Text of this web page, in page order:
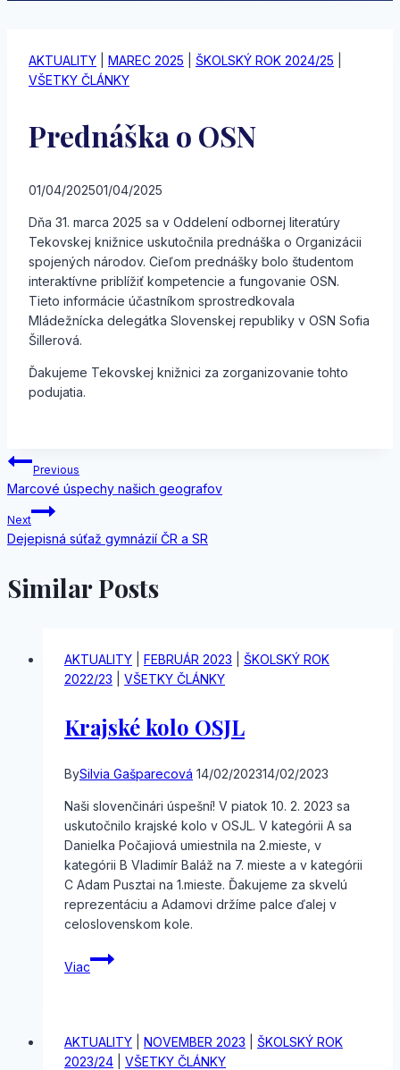
AKTUALITY MAREC 2025 ŠKOLSKÝ ROK 2024/25
VŠETKY ČLÁNKY
Prednáška o OSN
01/04/202501/04/2025
Dňa 31. marca 2025 sa v Oddelení odbornej literatúry
Tekovskej knižnice uskutočnila prednáška o Organizácii
spojených národov. Cieľom prednášky bolo študentom
interaktívne priblížiť kompetencie a fungovanie OSN.
Tieto informácie účastníkom sprostredkovala
Mládežnícka delegátka Slovenskej republiky v OSN Sofia
Šillerová.
Ďakujeme Tekovskej knižnici za zorganizovanie tohto
podujatia.
Navigácia
v
článku
Previous
Marcové úspechy našich geografov
Next
Dejepisná súťaž gymnázií ČR a SR
Similar Posts
AKTUALITY FEBRUÁR 2023
ŠKOLSKÝ ROK
2022/23
VŠETKY ČLÁNKY
Krajské kolo OSJL
BySilvia Gašparecová 14/02/202314/02/2023
Naši slovenčinári úspešní! V piatok 10. 2. 2023 sa
uskutočnilo krajské kolo v OSJL. V kategórii A sa
Danielka Počajiová umiestnila na 2.mieste, v
kategórii B Vladimír Baláž na 7. mieste a v kategórii
C Adam Pusztai na 1.mieste. Ďakujeme za skvelú
reprezentáciu a Adamovi držíme palce ďalej v
celoslovenskom kole.
Viac
Krajské
kolo
AKTUALITY NOVEMBER 2023
ŠKOLSKÝ ROK
2023/24
VŠETKY ČLÁNKY